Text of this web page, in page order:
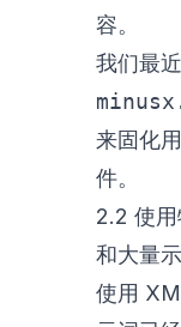
容。
我们最
来固化
件。
2.2 使
和大量
使用